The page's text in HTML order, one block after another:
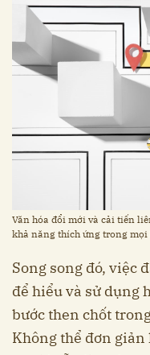
Văn hóa đổi mới và cải tiến
khả năng thích ứng trong
Song song đó, việc
để hiểu và sử dụng
bước then chốt
Không thể đơn giản